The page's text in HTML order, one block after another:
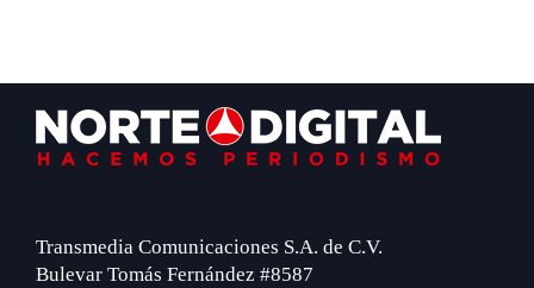
Footer
Transmedia Comunicaciones S.A. de C.V.
Bulevar Tomás Fernández #8587